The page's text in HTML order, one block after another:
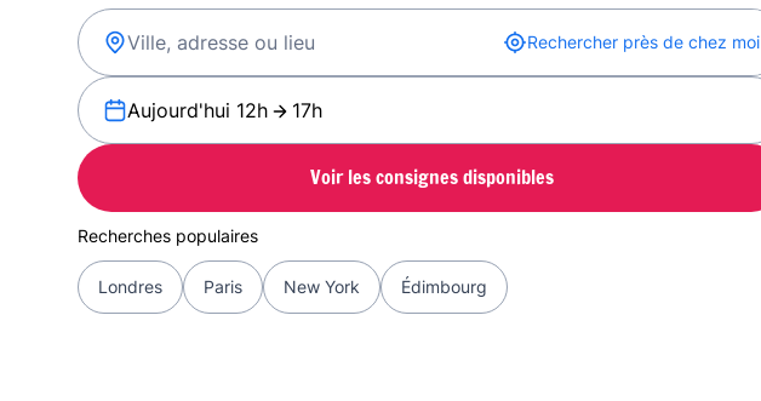
Rechercher près de chez moi
Aujourd'hui 12h 17h
Voir les consignes disponibles
Recherches populaires
Londres Paris New York Édimbourg